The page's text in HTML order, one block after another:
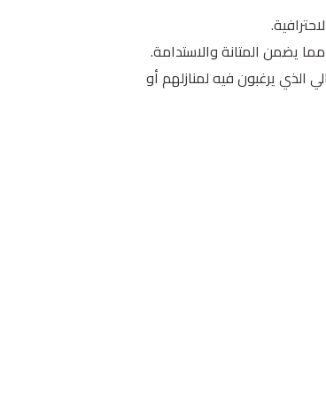
يضمن المتانة والاستدامة.
الذي يرغبون فيه لمنازلهم أو